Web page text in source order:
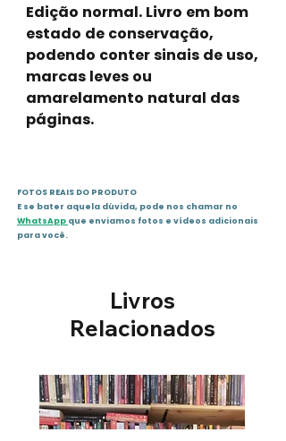
Edição normal. Livro em bom
estado de conservação,
podendo conter sinais de uso,
marcas leves ou
amarelamento natural das
páginas.
FOTOS REAIS DO PRODUTO
E se bater aquela dúvida, pode nos chamar no
WhatsApp que enviamos fotos e vídeos adicionais
para você.
Livros
Relacionados